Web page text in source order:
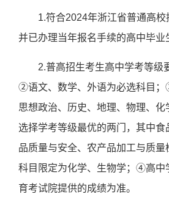
1.符合2024年浙江省普通高校
并已办理当年报名手续的高中毕业
2.普高招生考生高中学考等级
②语文、数学、外语为必选科目；
思想政治、历史、地理、物理、化
选择学考等级最优的两门，其中食
品质量与安全、 农产品加工与质量
科目限定为化学、 生物学； ④高中
育考试院提供的成绩为准。